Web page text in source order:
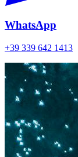
WhatsApp
+39 339 642 1413